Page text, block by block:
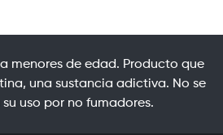
de edad. Producto que
una sustancia adictiva. No se
uso por no fumadores.